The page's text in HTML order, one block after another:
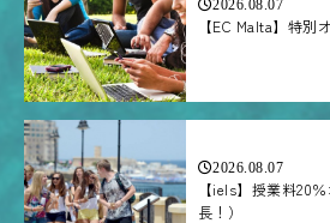
2026.08.07
【EC Malta】特別
2026.08.07
【iels】授業料20
長！）